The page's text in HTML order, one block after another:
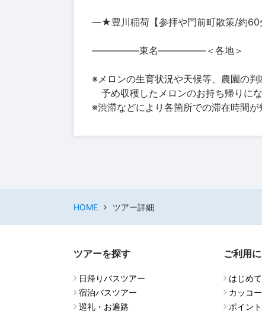
―★豊川稲荷【参拝や門前町散策/約
―――――東名―――――＜各地＞
※メロンの生育状況や天候等、農園の
予め収穫したメロンのお持ち帰りにな
※渋滞などにより各箇所での滞在時間
HOME ツアー詳細
ツアーを探す
日帰りバスツアー
宿泊バスツアー
巡礼・お遍路
ご利用
はじめ
カッコ
ポイン